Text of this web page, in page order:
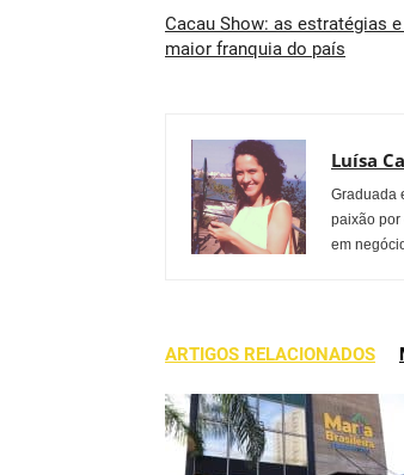
Cacau Show: as estratégias
maior franquia do país
Luísa
Graduada
paixão por
em
ARTIGOS RELACIONADOS